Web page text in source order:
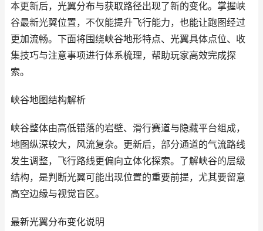
本更新后，光翼分布与获取路径出现了新的变化。掌握峡
谷最新光翼位置，不仅能提升飞行能力，也能让跑图经过
更加流畅。下面将围绕峡谷地形特点、光翼具体点位、收
集技巧与注意事项进行体系梳理，帮助玩家高效完成探
索。
峡谷地图结构解析
峡谷整体由高低错落的岩壁、滑行赛道与隐藏平台组成，
地图纵深较大，风流复杂。更新后，部分通道的气流路线
发生调整，飞行路线更偏向立体化探索。了解峡谷的层级
结构，是判断光翼可能出现位置的重要前提，尤其要留意
高空边缘与视觉盲区。
最新光翼分布变化说明